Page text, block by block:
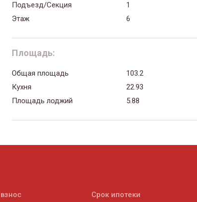
Подъезд/Секция
1
Этаж
6
Площадь:
Общая площадь
103.2
Кухня
22.93
Площадь лоджий
5.88
Срок ипотеки